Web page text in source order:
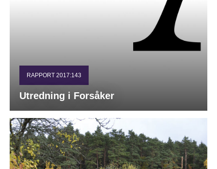
RAPPORT 2017:143
Utredning i Forsåker